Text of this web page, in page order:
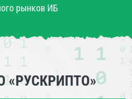
рынков ИБ
«РУСКРИПТО»